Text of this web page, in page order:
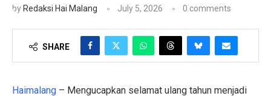
by Redaksi Hai Malang July 5, 2026 0 comments
SHARE
Haimalang – Mengucapkan selamat ulang tahun menjadi